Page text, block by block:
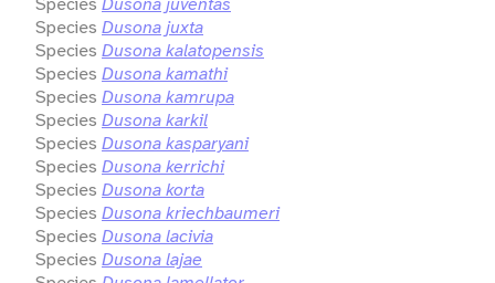
Species Dusona juxta
Species Dusona kalatopensis
Species Dusona kamathi
Species Dusona kamrupa
Species Dusona karkil
Species Dusona kasparyani
Species Dusona kerrichi
Species Dusona korta
Species Dusona kriechbaumeri
Species Dusona lacivia
Species Dusona lajae